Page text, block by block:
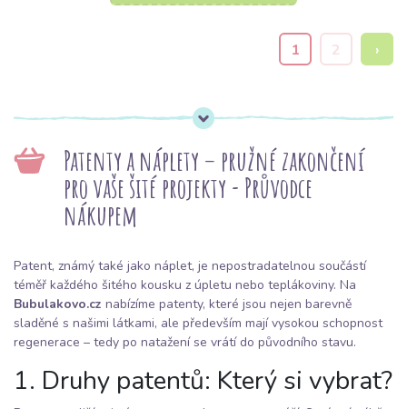
1 2 ›
Patenty a náplety – pružné zakončení
pro vaše šité projekty - Průvodce
nákupem
Patent, známý také jako náplet, je nepostradatelnou součástí
téměř každého šitého kousku z úpletu nebo teplákoviny. Na
Bubulakovo.cz nabízíme patenty, které jsou nejen barevně
sladěné s našimi látkami, ale především mají vysokou schopnost
regenerace – tedy po natažení se vrátí do původního stavu.
1. Druhy patentů: Který si vybrat?